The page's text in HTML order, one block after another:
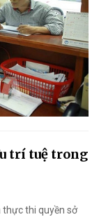
trí tuệ trong
thực thi quyền sở